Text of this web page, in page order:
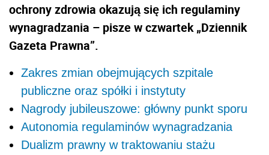
ochrony zdrowia okazują się ich regulaminy
wynagradzania – pisze w czwartek „Dziennik
Gazeta Prawna”.
Zakres zmian obejmujących szpitale
publiczne oraz spółki i instytuty
Nagrody jubileuszowe: główny punkt sporu
Autonomia regulaminów wynagradzania
Dualizm prawny w traktowaniu stażu